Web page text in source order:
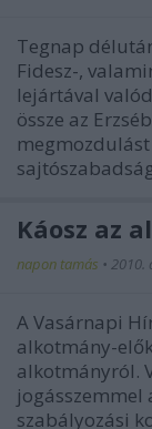
Tegnap
Fidesz-,
lejártával
össze az
Káosz az
napon tamás • 2010.
A Vasárnapi
alkotmány-
alkotmányról.
jogásszemmel
szabályozási